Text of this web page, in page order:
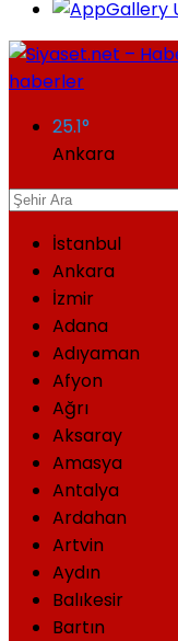
25.1°
Ankara
İstanbul
Ankara
İzmir
Adana
Adıyaman
Afyon
Ağrı
Aksaray
Amasya
Antalya
Ardahan
Artvin
Aydın
Balıkesir
Bartın